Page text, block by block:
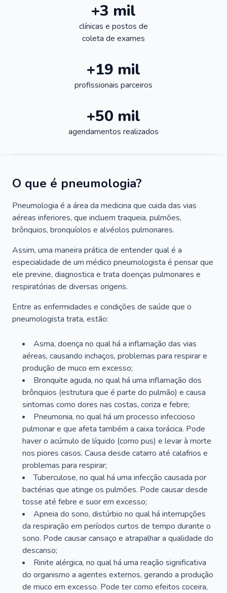
+3 mil
clínicas e postos de
coleta de exames
+19 mil
profissionais parceiros
+50 mil
agendamentos realizados
O que é pneumologia?
Pneumologia é a área da medicina que cuida das vias
aéreas inferiores, que incluem traqueia, pulmões,
brônquios, bronquíolos e alvéolos pulmonares.
Assim, uma maneira prática de entender qual é a
especialidade de um médico pneumologista é pensar que
ele previne, diagnostica e trata doenças pulmonares e
respiratórias de diversas origens.
Entre as enfermidades e condições de saúde que o
pneumologista trata, estão:
Asma, doença no qual há a inflamação das vias
aéreas, causando inchaços, problemas para respirar e
produção de muco em excesso;
Bronquite aguda, no qual há uma inflamação dos
brônquios (estrutura que é parte do pulmão) e causa
sintomas como dores nas costas, coriza e febre;
Pneumonia, no qual há um processo infeccioso
pulmonar e que afeta também a caixa torácica. Pode
haver o acúmulo de líquido (como pus) e levar à morte
nos piores casos. Causa desde catarro até calafrios e
problemas para respirar;
Tuberculose, no qual há uma infecção causada por
bactérias que atinge os pulmões. Pode causar desde
tosse até febre e suor em excesso;
Apneia do sono, distúrbio no qual há interrupções
da respiração em períodos curtos de tempo durante o
sono. Pode causar cansaço e atrapalhar a qualidade do
descanso;
Rinite alérgica, no qual há uma reação significativa
do organismo a agentes externos, gerando a produção
de muco em excesso. Pode ter como efeitos coceira,